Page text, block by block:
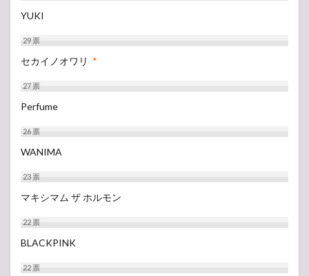
YUKI
29票
セカイノオワリ *
27票
Perfume
26票
WANIMA
23票
マキシマム ザ ホルモン
22票
BLACKPINK
22票